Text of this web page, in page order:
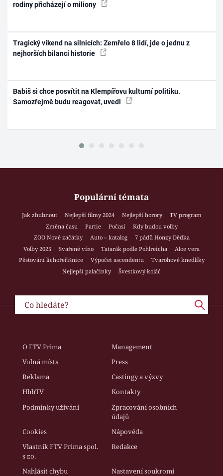
rodiny přicházejí o miliony
Tragický víkend na silnicích: Zemřelo 8 lidí, jde o jednu z
nejhorších bilancí historie
Babiš si chce posvítit na Klempířovu kulturní politiku.
Samozřejmě budu reagovat, uvedl
Populární témata
Jak zhubnout Nejlepší filmy 2024 Nejlepší horory
TV program
Změna času
Partie Počasí
Kdy budou volby
ZOO Nové začátky
Auto – katalog
7 pádů Honzy Dědka
Volby 2025
Svařené víno Tatarák podle Pohlreicha
Aloe vera
Pěstování lichořeřišnice
Výpočet ascendentu
Tvarohové knedlíky
Nejlepší palačinky
Švestkový koláč
O FTV Prima
Management
Volná místa
Press
Reklama
Castingy a výzvy
HbbTV
Kontakty
Podmínky užívání
Zpracování osobních
údajů
Cookies
Nápověda
Vlastník FTV Prima spol.
s r.o.
Redakce
Nahlásit chybu Nastavení soukromí